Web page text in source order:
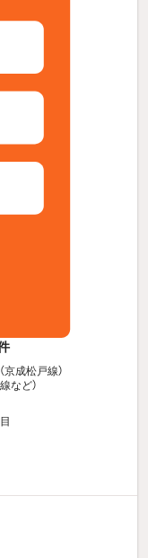
京成松戸線）
など）